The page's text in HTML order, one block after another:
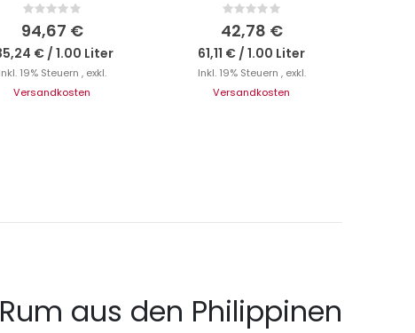
Rating:
0%
94,67 €
€/ 1.00 Liter
Inkl. 19% Steuern , exkl.
Versandkosten
Rating:
0%
42,78 €
61,11 € / 1.00 Liter
Inkl. 19% Steuern , exkl.
Versandkosten
aus den Philippinen